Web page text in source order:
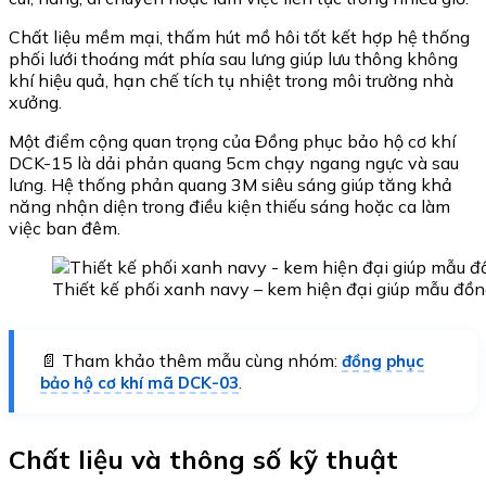
Chất liệu mềm mại, thấm hút mồ hôi tốt kết hợp hệ thống
phối lưới thoáng mát phía sau lưng giúp lưu thông không
khí hiệu quả, hạn chế tích tụ nhiệt trong môi trường nhà
xưởng.
Một điểm cộng quan trọng của Đồng phục bảo hộ cơ khí
DCK-15 là dải phản quang 5cm chạy ngang ngực và sau
lưng. Hệ thống phản quang 3M siêu sáng giúp tăng khả
năng nhận diện trong điều kiện thiếu sáng hoặc ca làm
việc ban đêm.
Thiết kế phối xanh navy – kem hiện đại giúp mẫu
📄 Tham khảo thêm mẫu cùng nhóm: đồng phục
bảo hộ cơ khí mã DCK-03
Chất liệu và thông số kỹ thuật